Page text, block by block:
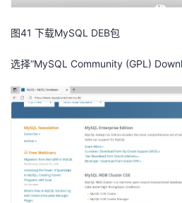
客
论
坛
的
圈
子
我
的
直
播
我
的
活
我
的
我
图41 下载MySQL DEB包
选择“MySQL Community (GPL)